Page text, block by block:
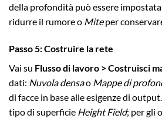
della profondità può essere impostata
ridurre il rumore o Miteper
Passo 5: Costruire la rete
Vai su Flusso di lavoro > Costruisci
dati: Nuvola densao Mappe di
di facce in base alle esigenze di
tipo di superficie Height Field; per gli